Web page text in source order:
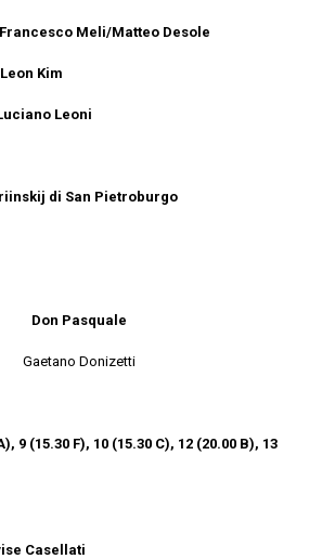
Francesco Meli/Matteo Desole
Leon Kim
Leoni
di San Pietroburgo
Don Pasquale
Gaetano Donizetti
9 (15.30 F), 10 (15.30 C), 12 (20.00 B), 13
Casellati